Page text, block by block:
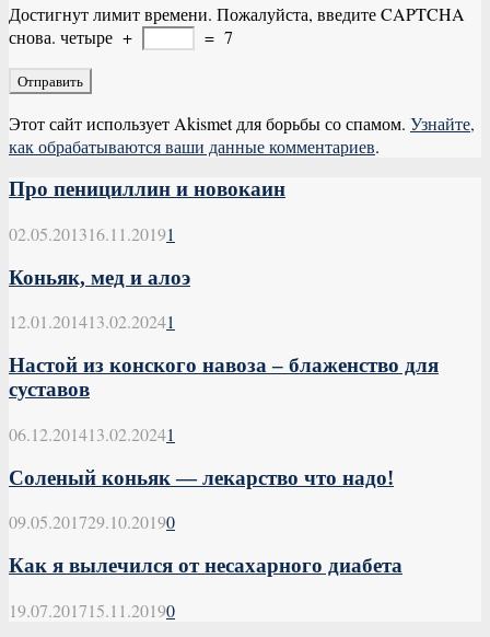
Достигнут лимит времени. Пожалуйста, введите CAPTCHA
снова. четыре + = 7
Этот сайт использует Akismet для борьбы со спамом. Узнайте,
как обрабатываются ваши данные комментариев.
Про пенициллин и новокаин
02.05.201316.11.20191
Коньяк, мед и алоэ
12.01.201413.02.20241
Настой из конского навоза – блаженство для
суставов
06.12.201413.02.20241
Соленый коньяк — лекарство что надо!
09.05.201729.10.20190
Как я вылечился от несахарного диабета
19.07.201715.11.20190